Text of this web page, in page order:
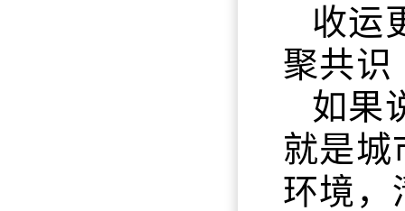
收运
聚共识
如果
就是城
环境